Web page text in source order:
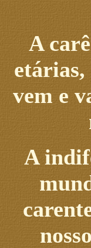
A
vem e
A